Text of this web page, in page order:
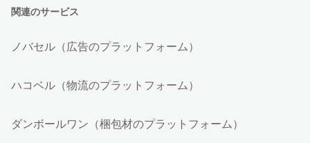
関連のサービス
ノバセル（広告のプラットフォーム）
ハコベル（物流のプラットフォーム）
ダンボールワン（梱包材のプラットフォーム）